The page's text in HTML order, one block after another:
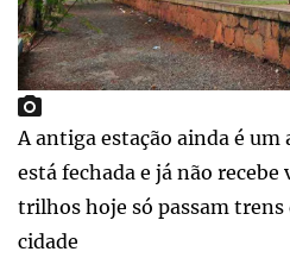
A antiga estação ainda é
está fechada e já não
trilhos hoje só passam trens
cidade